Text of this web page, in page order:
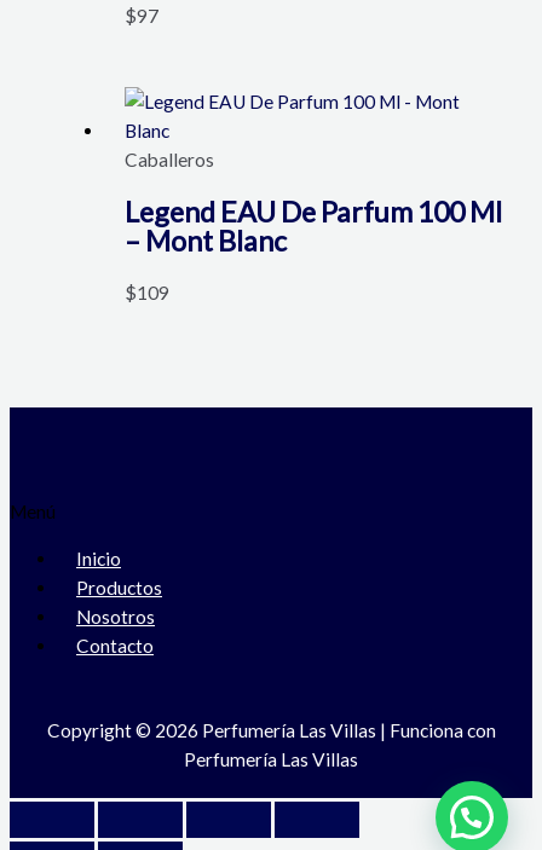
$97
Caballeros
Legend EAU De Parfum 100 Ml
– Mont Blanc
$109
Menú
Inicio
Productos
Nosotros
Contacto
Copyright © 2026 Perfumería Las Villas | Funciona con
Perfumería Las Villas